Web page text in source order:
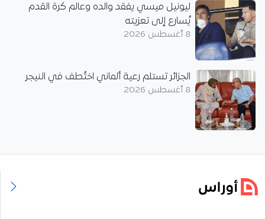
ليونيل ميسي يفقد والده وعالم كرة القدم
يُسارع إلى تعزيته
8 أغسطس 2026
الجزائر تستلم رعية ألماني اختُطف في النيجر
8 أغسطس 2026